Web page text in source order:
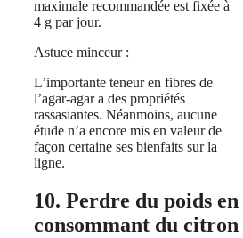
maximale recommandée est fixée à
4 g par jour.
Astuce minceur :
L’importante teneur en fibres de
l’agar-agar a des propriétés
rassasiantes. Néanmoins, aucune
étude n’a encore mis en valeur de
façon certaine ses bienfaits sur la
ligne.
10. Perdre du poids en
consommant du citron